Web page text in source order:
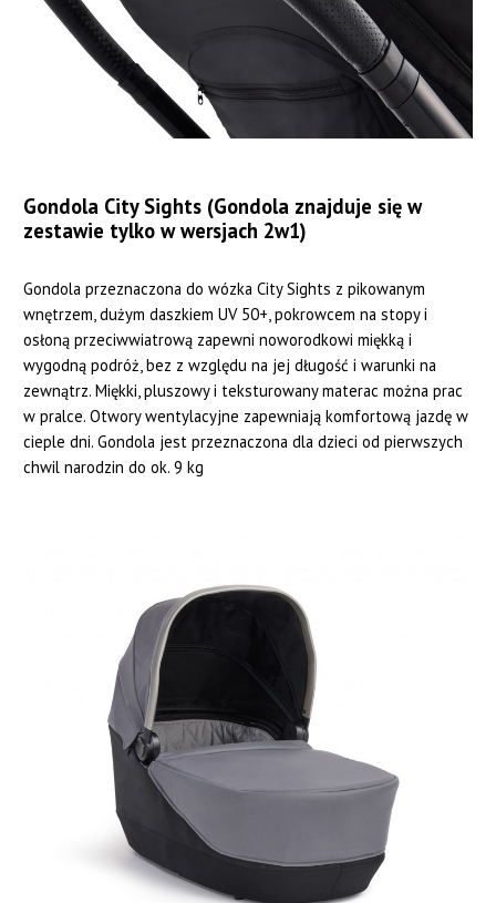
Gondola City Sights (Gondola znajduje się w
zestawie tylko w wersjach 2w1)
Gondola przeznaczona do wózka City Sights z pikowanym
wnętrzem, dużym daszkiem UV 50+, pokrowcem na stopy i
osłoną przeciwwiatrową zapewni noworodkowi miękką i
wygodną podróż, bez z względu na jej długość i warunki na
zewnątrz. Miękki, pluszowy i teksturowany materac można prac
w pralce. Otwory wentylacyjne zapewniają komfortową jazdę w
cieple dni. Gondola jest przeznaczona dla dzieci od pierwszych
chwil narodzin do ok. 9 kg